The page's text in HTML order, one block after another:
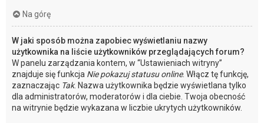
Na górę
W jaki sposób można zapobiec wyświetlaniu nazwy
użytkownika na liście użytkowników przeglądających forum?
W panelu zarządzania kontem, w “Ustawieniach witryny”
znajduje się funkcja Nie pokazuj statusu online. Włącz tę funkcję,
zaznaczając Tak. Nazwa użytkownika będzie wyświetlana tylko
dla administratorów, moderatorów i dla ciebie. Twoja obecność
na witrynie będzie wykazana w liczbie ukrytych użytkowników.